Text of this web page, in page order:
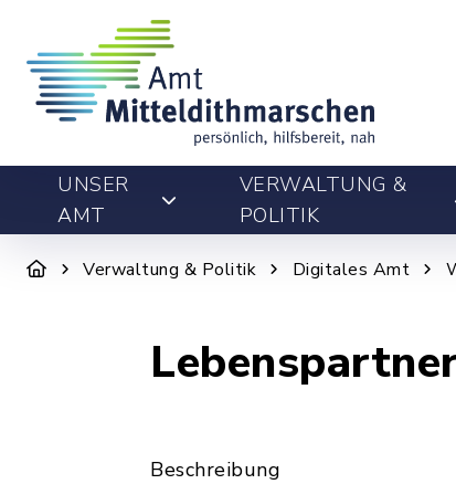
UNSER
AMT
VERWALTUNG &
POLITIK
Verwaltung & Politik Digitales Amt
Beschreibung